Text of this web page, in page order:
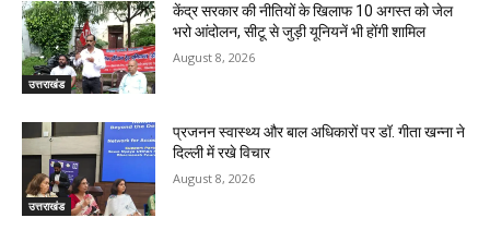
उत्तराखंड
केंद्र सरकार की नीतियों के खिलाफ 10 अगस्त को जेल
भरो आंदोलन, सीटू से जुड़ी यूनियनें भी होंगी शामिल
August 8, 2026
उत्तराखंड
प्रजनन स्वास्थ्य और बाल अधिकारों पर डॉ. गीता खन्ना ने
दिल्ली में रखे विचार
August 8, 2026